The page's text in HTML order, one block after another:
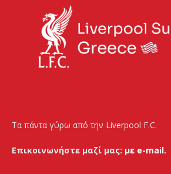
Τα πάντα γύρω από την Liverpool F.C.
Επικοινωνήστε μαζί μας: με e-mail.